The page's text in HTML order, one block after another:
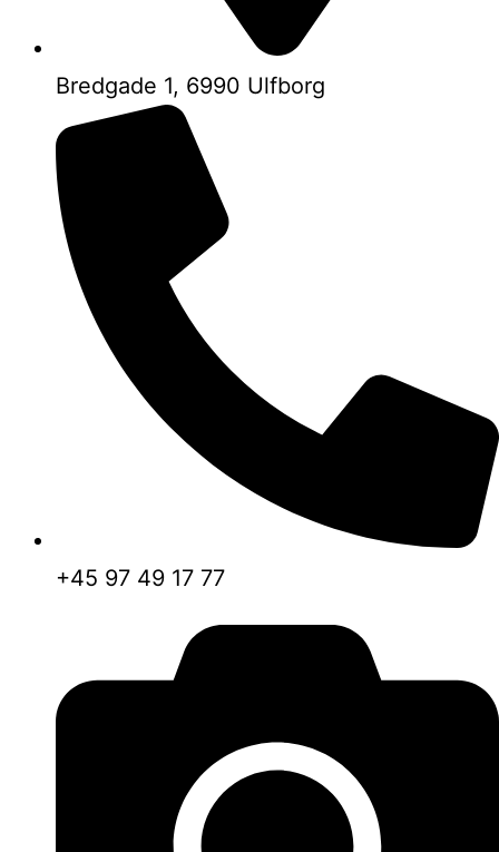
Bredgade 1, 6990 Ulfborg
+45 97 49 17 77